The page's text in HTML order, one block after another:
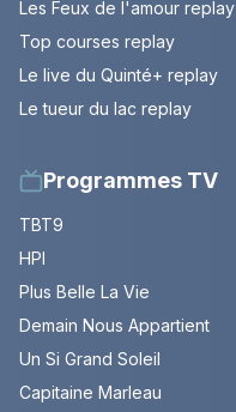
Les Feux de l'amour replay
Top courses replay
Le live du Quinté+ replay
Le tueur du lac replay
Programmes TV
TBT9
HPI
Plus Belle La Vie
Demain Nous Appartient
Un Si Grand Soleil
Capitaine Marleau